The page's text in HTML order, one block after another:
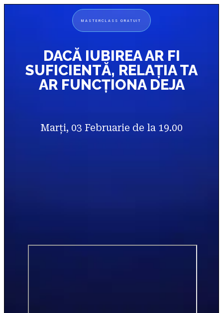
MASTERCLASS GRATUIT
DACĂ IUBIREA AR FI
SUFICIENTĂ, RELAȚIA TA
AR FUNCȚIONA DEJA
Marți, 03 Februarie de la 19.00